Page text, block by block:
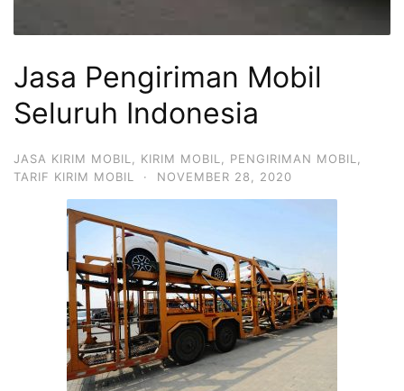
Jasa Pengiriman Mobil
Seluruh Indonesia
JASA KIRIM MOBIL KIRIM MOBIL PENGIRIMAN MOBIL
TARIF KIRIM MOBIL
· NOVEMBER 28, 2020